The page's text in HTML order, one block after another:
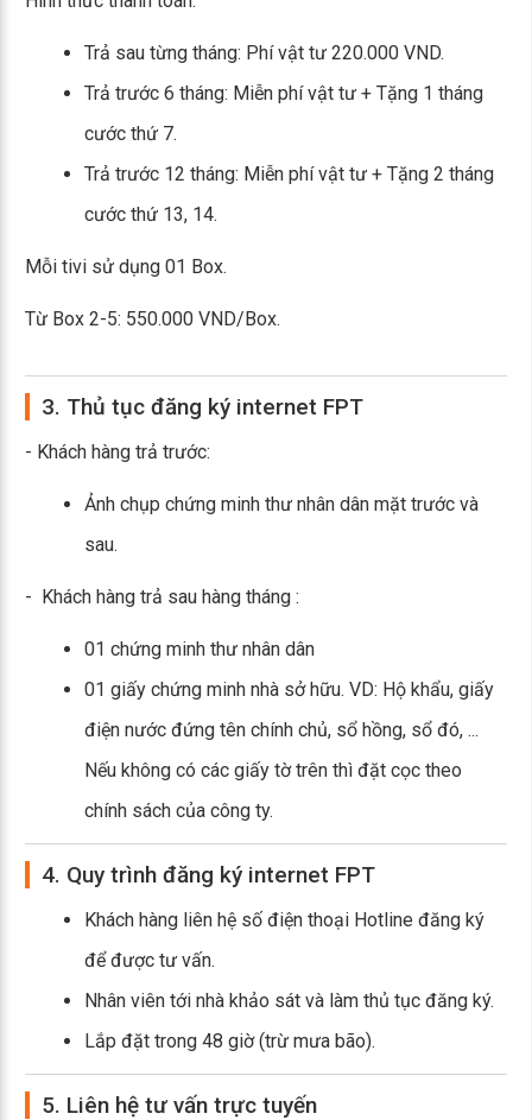
Trả sau từng tháng: Phí vật tư 220.000 VND.
Trả trước 6 tháng: Miễn phí vật tư + Tặng 1 tháng
cước thứ 7.
Trả trước 12 tháng: Miễn phí vật tư + Tặng 2 tháng
cước thứ 13, 14.
Mỗi tivi sử dụng 01 Box.
Từ Box 2-5: 550.000 VND/Box.
3. Thủ tục đăng ký internet FPT
- Khách hàng trả trước:
Ảnh chụp chứng minh thư nhân dân mặt trước và
sau.
- Khách hàng trả sau hàng tháng :
01 chứng minh thư nhân dân
01 giấy chứng minh nhà sở hữu. VD: Hộ khẩu, giấy
điện nước đứng tên chính chủ, sổ hồng, sổ đó, ...
Nếu không có các giấy tờ trên thì đặt cọc theo
chính sách của công ty.
4. Quy trình đăng ký internet FPT
Khách hàng liên hệ số điện thoại Hotline đăng ký
để được tư vấn.
Nhân viên tới nhà khảo sát và làm thủ tục đăng ký.
Lắp đặt trong 48 giờ (trừ mưa bão).
5. Liên hệ tư vấn trực tuyến